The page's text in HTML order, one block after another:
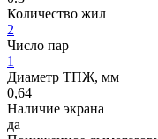
Количество жил
2
Число пар
1
Диаметр ТПЖ, мм
0,64
Наличие экрана
да